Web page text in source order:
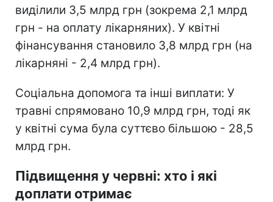
виділили 3,5 млрд грн (зокрема 2,1 млрд
грн - на оплату лікарняних). У квітні
фінансування становило 3,8 млрд грн (на
лікарняні - 2,4 млрд грн).
Соціальна допомога та інші виплати: У
травні спрямовано 10,9 млрд грн, тоді як
у квітні сума була суттєво більшою - 28,5
млрд грн.
Підвищення у червні: хто і які
доплати отримає